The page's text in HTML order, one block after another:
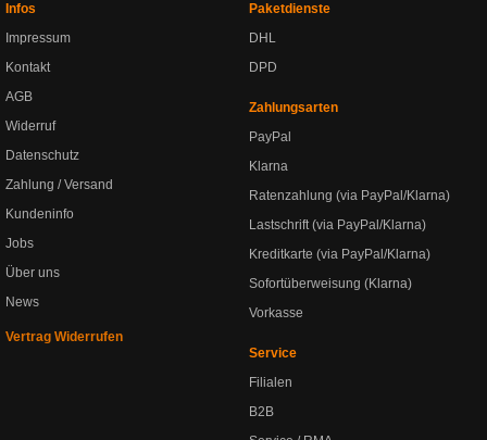
Infos
Impressum
Kontakt
AGB
Widerruf
Datenschutz
Zahlung / Versand
Kundeninfo
Jobs
Über uns
News
Vertrag Widerrufen
Paketdienste
DHL
DPD
Zahlungsarten
PayPal
Klarna
Ratenzahlung (via PayPal/Klarna)
Lastschrift (via PayPal/Klarna)
Kreditkarte (via PayPal/Klarna)
Sofortüberweisung (Klarna)
Vorkasse
Service
Filialen
B2B